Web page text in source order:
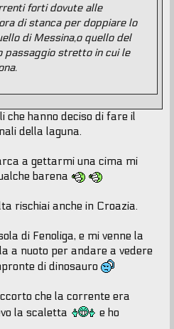
forti dovute alle
di stanca per doppiare lo
di Messina,o quello del
passaggio stretto in cui le
che hanno deciso di fare il
della laguna.
a gettarmi una cima mi
barena
rischiai anche in Croazia.
di Fenoliga, e mi venne la
a nuoto per andare a vedere
di dinosauro
che la corrente era
la scaletta
e ho